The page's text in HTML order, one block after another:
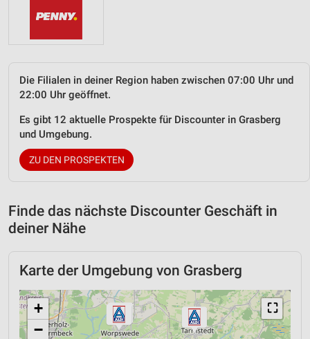
Die Filialen in deiner Region haben zwischen 07:00 Uhr und
22:00 Uhr geöffnet.
Es gibt 12 aktuelle Prospekte für Discounter in Grasberg
und Umgebung.
ZU DEN PROSPEKTEN
Finde das nächste Discounter Geschäft in
deiner Nähe
Karte der Umgebung von Grasberg
⛶
+
−